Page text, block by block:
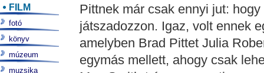
Pittnek már csak ennyi jut:
játszadozzon. Igaz, volt ennek
amelyben Brad Pittet Julia
egymás mellett, ahogy csak
FILM
fotó
könyv
múzeum
muzsika